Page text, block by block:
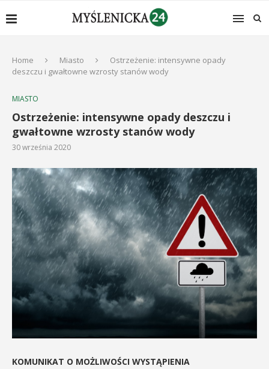
Home Miasto
Ostrzeżenie: intensywne opady
deszczu i gwałtowne wzrosty stanów wody
MIASTO
Ostrzeżenie: intensywne opady deszczu i
gwałtowne wzrosty stanów wody
30 września 2020
KOMUNIKAT O MOŻLIWOŚCI WYSTĄPIENIA